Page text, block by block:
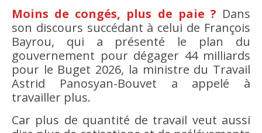
Moins de congés, plus de paie ? Dans
son discours succédant à celui de François
Bayrou, qui a présenté le plan du
gouvernement pour dégager 44 milliards
pour le Buget 2026, la ministre du Travail
Astrid Panosyan-Bouvet a appelé à
travailler plus.
Car plus de quantité de travail veut aussi